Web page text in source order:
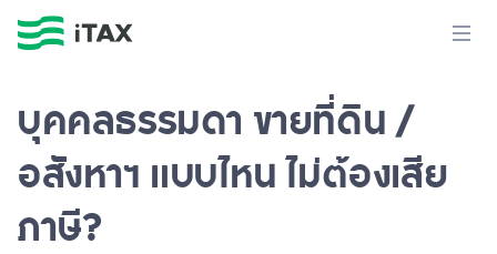
บุคคลธรรมดา ขายที่ดิน /
อสังหาฯ แบบไหน ไม่ต้องเสีย
ภาษี?